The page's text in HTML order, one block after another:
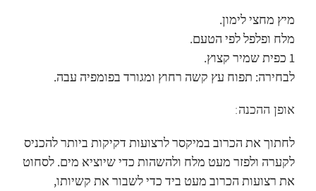
מיץ מחצי לימון.
מלח ופלפל לפי הטעם.
1 כפית שמיר קצוץ.
לבחירה: תפוח עץ קשה רחוץ ומגורד בפומפיה עבה.
אופן ההכנה:
לחתוך את הכרוב במיקסר לרצועות דקיקות ביותר להכניס
לקערה ולפזר מעט מלח ולהשהות כדי שיוציא מים. לסחוט
את רצועות הכרוב מעט ביד כדי לשבור את קשיותו,